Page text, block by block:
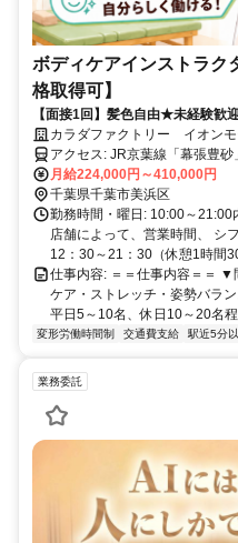
ボディケアインストラク
格取得可】
【面接1回】髪色自由★未経験歓
採用！カラダファクトリー イオン
アクセス: JR京葉線「幕
月給224,000円～410,000円
千葉県千葉市美浜区
勤務時間・曜日: 10:00～
店舗によって、営業時間、 シ
12：30～21：30（休憩1時間
仕事内容: ＝＝仕事内容＝＝
ケア・ストレッチ・姿勢バラ
平日5～10名、休日10～20名
変形労働時間制 交通費支給 駅近5分
業務委託